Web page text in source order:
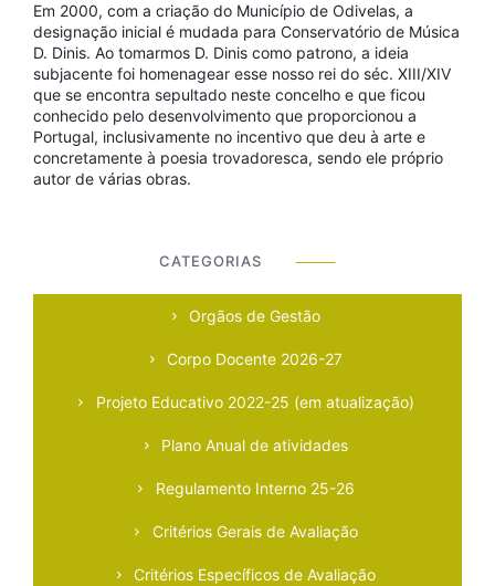
Em 2000, com a criação do Município de Odivelas, a
designação inicial é mudada para Conservatório de Música
D. Dinis. Ao tomarmos D. Dinis como patrono, a ideia
subjacente foi homenagear esse nosso rei do séc. XIII/XIV
que se encontra sepultado neste concelho e que ficou
conhecido pelo desenvolvimento que proporcionou a
Portugal, inclusivamente no incentivo que deu à arte e
concretamente à poesia trovadoresca, sendo ele próprio
autor de várias obras.
CATEGORIAS ⸻
Orgãos de Gestão
Corpo Docente 2026-27
Projeto Educativo 2022-25 (em atualização)
Plano Anual de atividades
Regulamento Interno 25-26
Critérios Gerais de Avaliação
Critérios Específicos de Avaliação